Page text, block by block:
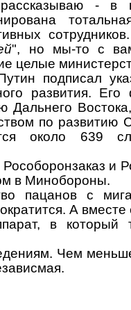
- в
", но мы-то с
целые
подписал
развития. Его
Дальнего
по развитию
около 639
и
в Минобороны.
пацанов с
А
в который
Чем